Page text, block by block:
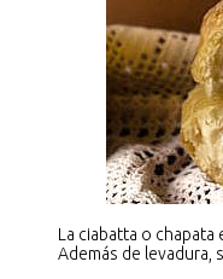
La ciabatta o chapata
Además de levadura,